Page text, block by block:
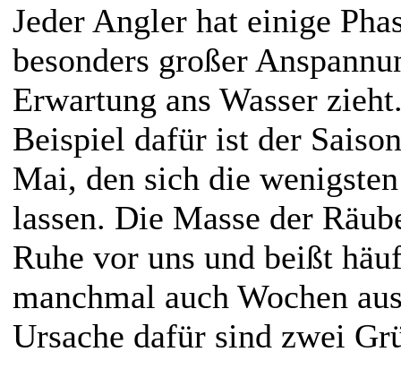
Jeder Angler hat einige
besonders großer
Erwartung ans Wasser
Beispiel dafür ist der
Mai, den sich die
lassen. Die Masse der
Ruhe vor uns und beißt
manchmal auch Wochen
Ursache dafür sind zwei